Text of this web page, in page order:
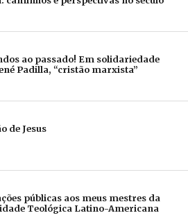
ao passado! Em solidariedade
Padilla, “cristão marxista”
de Jesus
públicas aos meus mestres da
Teológica Latino-Americana